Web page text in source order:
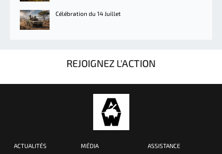
Célébration du 14 Juillet
REJOIGNEZ L'ACTION
ACTUALITÉS MÉDIA ASSISTANCE